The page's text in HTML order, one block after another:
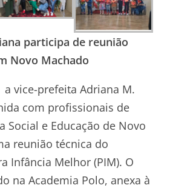
participa de reunião
Novo Machado
vice-prefeita Adriana M.
com profissionais de
Social e Educação de Novo
reunião técnica do
Infância Melhor (PIM). O
na Academia Polo, anexa à